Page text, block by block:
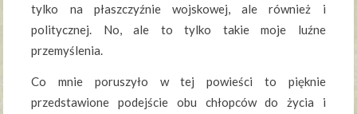
tylko na płaszczyźnie wojskowej, ale również i
politycznej. No, ale to tylko takie moje luźne
przemyślenia.
Co mnie poruszyło w tej powieści to pięknie
przedstawione podejście obu chłopców do życia i